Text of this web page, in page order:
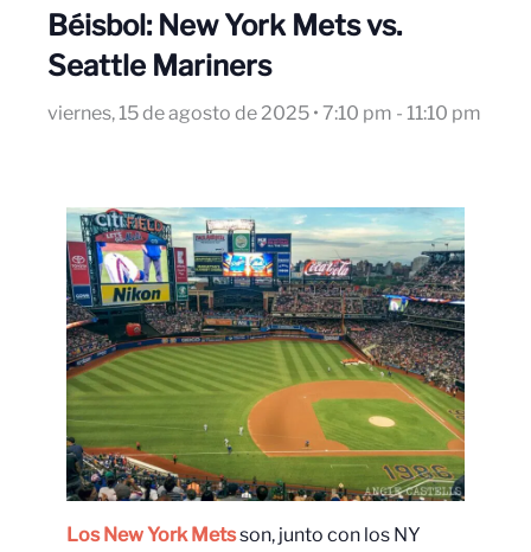
Béisbol: New York Mets vs.
Seattle Mariners
viernes, 15 de agosto de 2025 • 7:10 pm - 11:10 pm
Los New York Metsson, junto con los NY